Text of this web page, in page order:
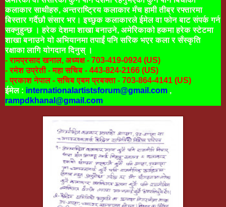
कलाकार साथीहरु, अन्तराष्ट्रिय कलाकार मँच हामी तीब्र रफ्तारमा
बिस्तार गर्दैछौ संसार भर। इच्छुक कलाकारले ईमेल वा फोन बाट संपर्क गर्न
सक्नुहुन्छ । हरेक देशमा शाखा बनाउने, अमेरिकाको हकमा हरेक स्टेटमा
शाखा बनाउने यो अभियानमातपाईं पनि सरिक भएर कला र सँस्कृति
रक्षाका लागि योगदान दिनुस् ।
- रामप्रसाद खनाल, अध्यक्ष - 703-419-0924 (US)
- रमेश उप्रेती - महा सचिब - 443-824-2166 (US)
- प्रकाश नेपाल - सचिब एबम प्रबक्ता - 703-864-4141 (US)
ईमेल : internationalartistsforum@gmail.com ,
rampdkhanal@gmail.com